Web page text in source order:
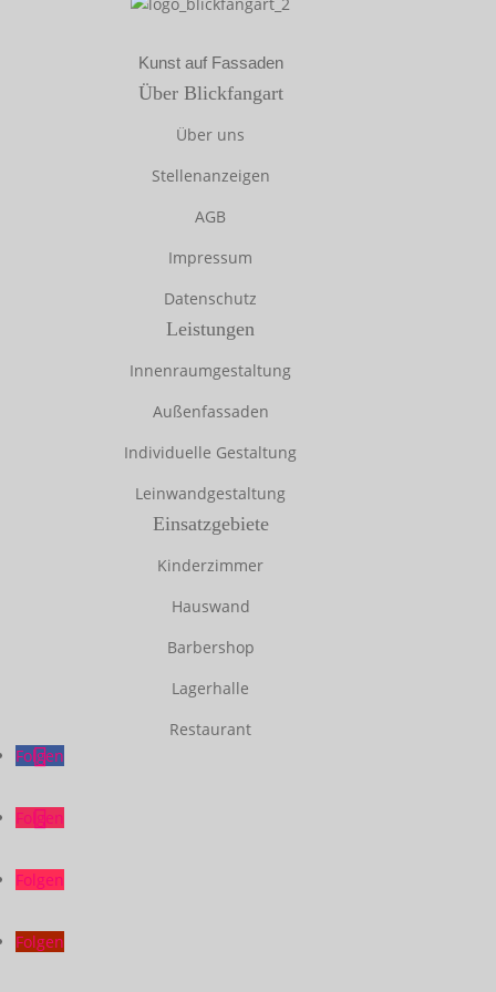
Kunst auf Fassaden
Über Blickfangart
Über uns
Stellenanzeigen
AGB
Impressum
Datenschutz
Leistungen
Innenraumgestaltung
Außenfassaden
Individuelle Gestaltung
Leinwandgestaltung
Einsatzgebiete
Kinderzimmer
Hauswand
Barbershop
Lagerhalle
Restaurant
Folgen
Folgen
Folgen
Folgen